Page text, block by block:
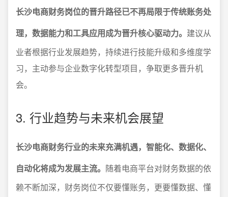
长沙电商财务岗位的晋升路径已不再局限于传统账务处
理，数据能力和工具应用成为晋升核心驱动力。 建议从
业者根据行业发展趋势，持续进行技能升级和多维度学
习，主动参与企业数字化转型项目，争取更多晋升机
会。
3. 行业趋势与未来机会展望
长沙电商财务行业的未来充满机遇，智能化、数据化、
自动化将成为发展主流。 随着电商平台对财务数据的依
赖不断加深，财务岗位不仅要懂账务，更要懂数据、懂